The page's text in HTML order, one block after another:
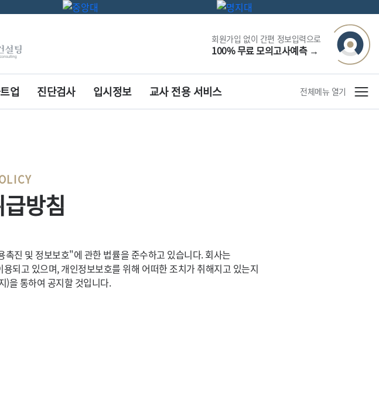
회원가입 없이 간편 정보입력으로
100% 무료 모의고사예측 →
업 진단검사 입시정보 교사 전용 서비스 전체메뉴 열기
방침
진 및 정보보호"에 관한 법률을 준수하고 있습니다. 회사는
되고 있으며, 개인정보보호를 위해 어떠한 조치가 취해지고 있는지
)을 통하여 공지할 것입니다.